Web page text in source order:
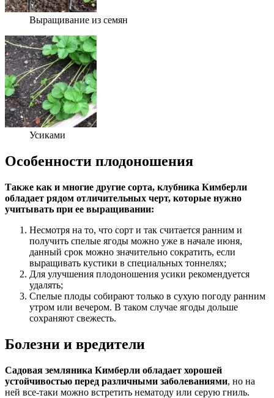
Выращивание из семян
Усиками
Особенности плодоношения
Также как и многие другие сорта, клубника Кимберли
обладает рядом отличительных черт, которые нужно
учитывать при ее выращивании:
Несмотря на то, что сорт и так считается ранним и
получить спелые ягоды можно уже в начале июня,
данный срок можно значительно сократить, если
выращивать кустики в специальных тоннелях;
Для улучшения плодоношения усики рекомендуется
удалять;
Спелые плоды собирают только в сухую погоду ранним
утром или вечером. В таком случае ягоды дольше
сохраняют свежесть.
Болезни и вредители
Садовая земляника Кимберли обладает хорошей
устойчивостью перед различными заболеваниями, но на
ней все-таки можно встретить нематоду или серую гниль.